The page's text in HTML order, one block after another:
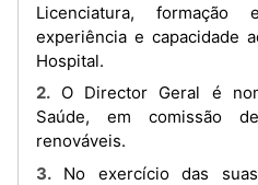
Licenciatura, formação
experiência e capacidade
Hospital.
2. O Director Geral é nomeado pelo Ministro da
Saúde, em comissão
renováveis.
3. No exercício das suas funções, em caso de